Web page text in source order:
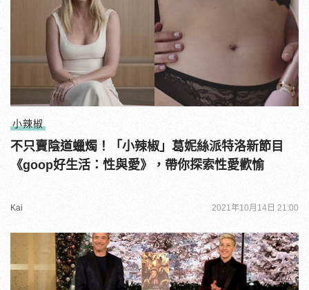
小辣椒
不只賣陰道蠟燭！「小辣椒」葛妮絲派特洛新節目
《goop好生活：性與愛》，帶你探索性愛歡愉
Kai 2021年10月14日 21:00